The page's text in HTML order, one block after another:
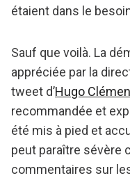
étaient dans le
Sauf que voilà. La
appréciée par la
tweet d’Hugo
recommandée et
été mis à pied et
peut paraître sévère
commentaires sur